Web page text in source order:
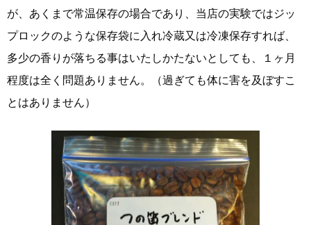
が、あくまで常温保存の場合であり、当店の実験ではジッ
プロックのような保存袋に入れ冷蔵又は冷凍保存すれば、
多少の香りが落ちる事はいたしかたないとしても、１ヶ月
程度は全く問題ありません。（過ぎても体に害を及ぼすこ
とはありません）